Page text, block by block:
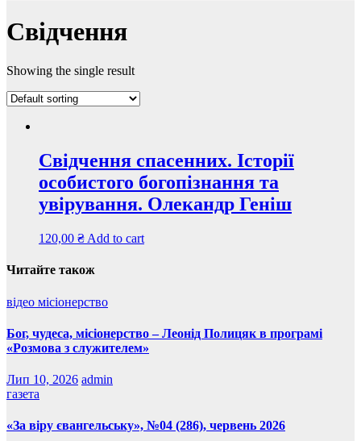
Свідчення
Showing the single result
Свідчення спасенних. Історії
особистого богопізнання та
увірування. Олекандр Геніш
120,00 ₴ Add to cart
Читайте також
відео місіонерство
Бог, чудеса, місіонерство – Леонід Полицяк в програмі
«Розмова з служителем»
Лип 10, 2026 admin
газета
«За віру євангельську», №04 (286), червень 2026